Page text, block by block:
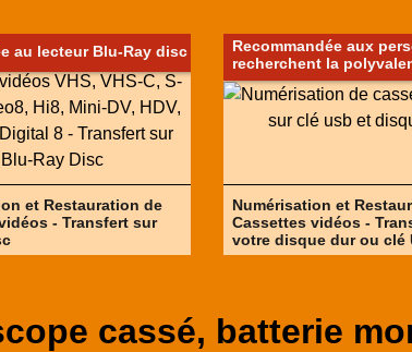
au lecteur Blu-Ray disc
et Restauration de
- Transfert sur
Recommandée aux
recherchent la
Numérisation et
Cassettes vidéos -
votre disque dur ou clé
cassé, batterie